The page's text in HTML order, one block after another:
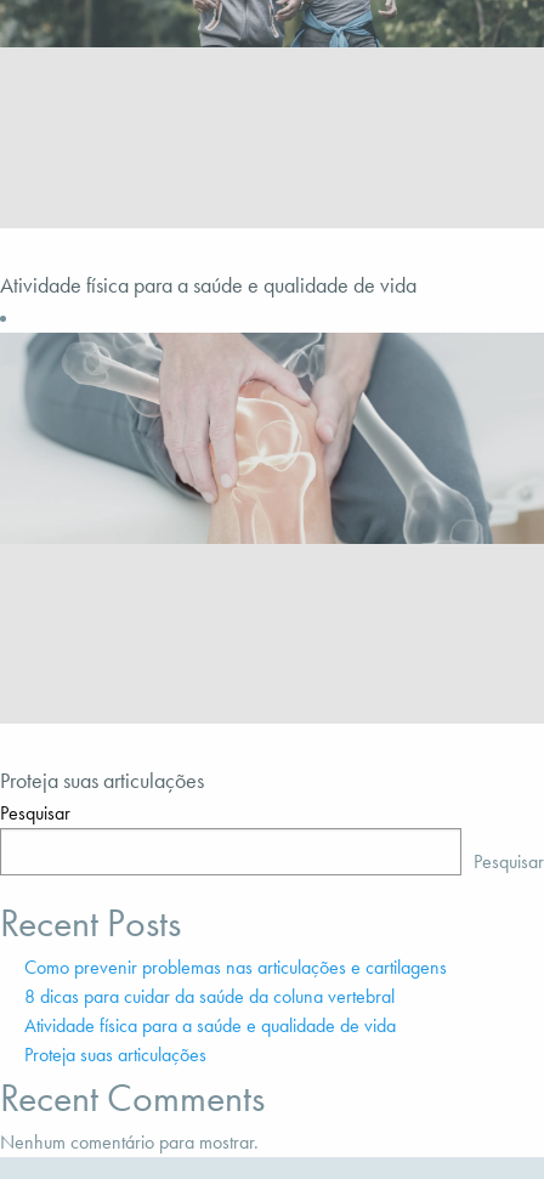
Atividade física para a saúde e qualidade de vida
Proteja suas articulações
Pesquisar
Pesquisar
Recent Posts
Como prevenir problemas nas articulações e cartilagens
8 dicas para cuidar da saúde da coluna vertebral
Atividade física para a saúde e qualidade de vida
Proteja suas articulações
Recent Comments
Nenhum comentário para mostrar.